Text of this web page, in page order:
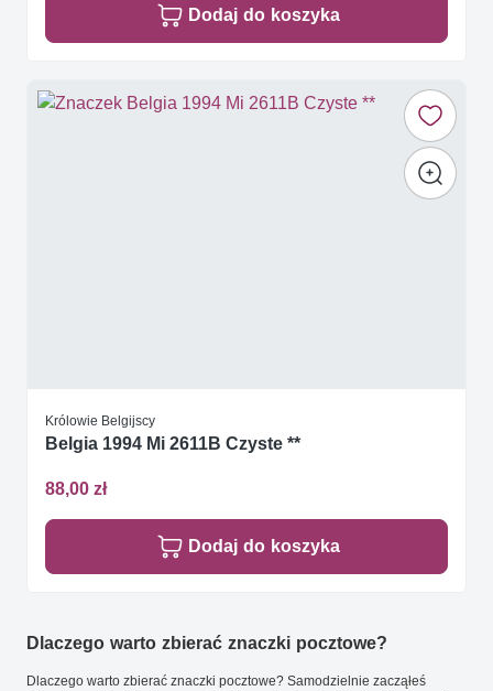
Dodaj do koszyka
Królowie Belgijscy
Belgia 1994 Mi 2611B Czyste **
88,00 zł
Dodaj do koszyka
Dlaczego warto zbierać znaczki pocztowe?
Dlaczego warto zbierać znaczki pocztowe? Samodzielnie zacząłeś